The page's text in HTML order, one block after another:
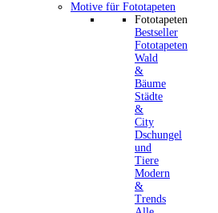
Motive für Fototapeten
Fototapeten
Bestseller
Fototapeten
Wald
&
Bäume
Städte
&
City
Dschungel
und
Tiere
Modern
&
Trends